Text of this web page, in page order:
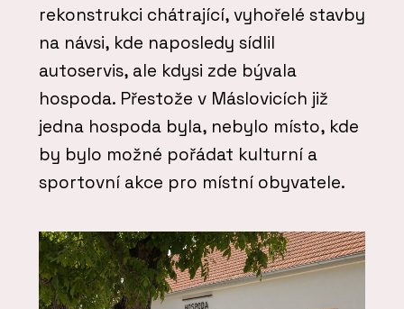
rekonstrukci chátrající, vyhořelé stavby
na návsi, kde naposledy sídlil
autoservis, ale kdysi zde bývala
hospoda. Přestože v Máslovicích již
jedna hospoda byla, nebylo místo, kde
by bylo možné pořádat kulturní a
sportovní akce pro místní obyvatele.